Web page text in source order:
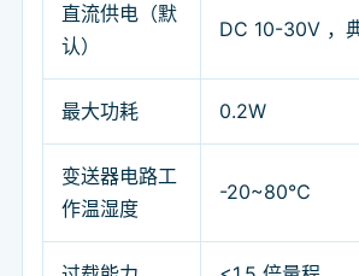
直流供电（默
认）
DC 10-30V ，
最大功耗 0.2W
变送器电路工
作温湿度
-20~80℃